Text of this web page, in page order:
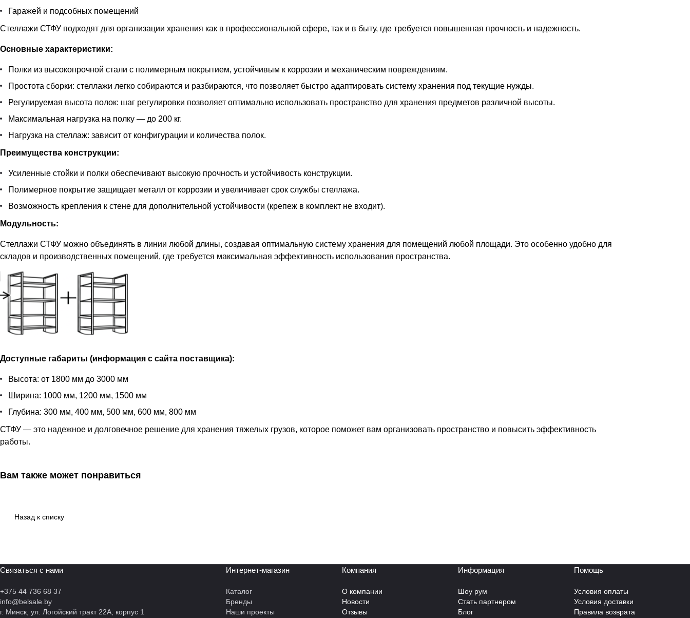
Гаражей и подсобных помещений
Стеллажи СТФУ подходят для организации хранения как в профессиональной сфере, так и в быту, где требуется повышенная прочность и надежность.
Основные характеристики:
Полки из высокопрочной стали с полимерным покрытием, устойчивым к коррозии и механическим повреждениям.
Простота сборки: стеллажи легко собираются и разбираются, что позволяет быстро адаптировать систему хранения под текущие нужды.
Регулируемая высота полок: шаг регулировки позволяет оптимально использовать пространство для хранения предметов различной высоты.
Максимальная нагрузка на полку — до 200 кг.
Нагрузка на стеллаж: зависит от конфигурации и количества полок.
Преимущества конструкции:
Усиленные стойки и полки обеспечивают высокую прочность и устойчивость конструкции.
Полимерное покрытие защищает металл от коррозии и увеличивает срок службы стеллажа.
Возможность крепления к стене для дополнительной устойчивости (крепеж в комплект не входит).
Модульность:
Стеллажи СТФУ можно объединять в линии любой длины, создавая оптимальную систему хранения для помещений любой площади. Это особенно удобно для
складов и производственных помещений, где требуется максимальная эффективность использования пространства.
Доступные габариты (информация с сайта поставщика):
Высота: от 1800 мм до 3000 мм
Ширина: 1000 мм, 1200 мм, 1500 мм
Глубина: 300 мм, 400 мм, 500 мм, 600 мм, 800 мм
СТФУ — это надежное и долговечное решение для хранения тяжелых грузов, которое поможет вам организовать пространство и повысить эффективность
работы.
Вам также может понравиться
Назад к списку
Связаться с нами
+375 44 736 68 37
info@belsale.by
г. Минск, ул. Логойский тракт 22А, корпус 1
Интернет-магазин
Каталог
Бренды
Наши проекты
Компания
О компании
Новости
Отзывы
Информация
Шоу рум
Стать партнером
Блог
Помощь
Условия оплаты
Условия доставки
Правила возврата